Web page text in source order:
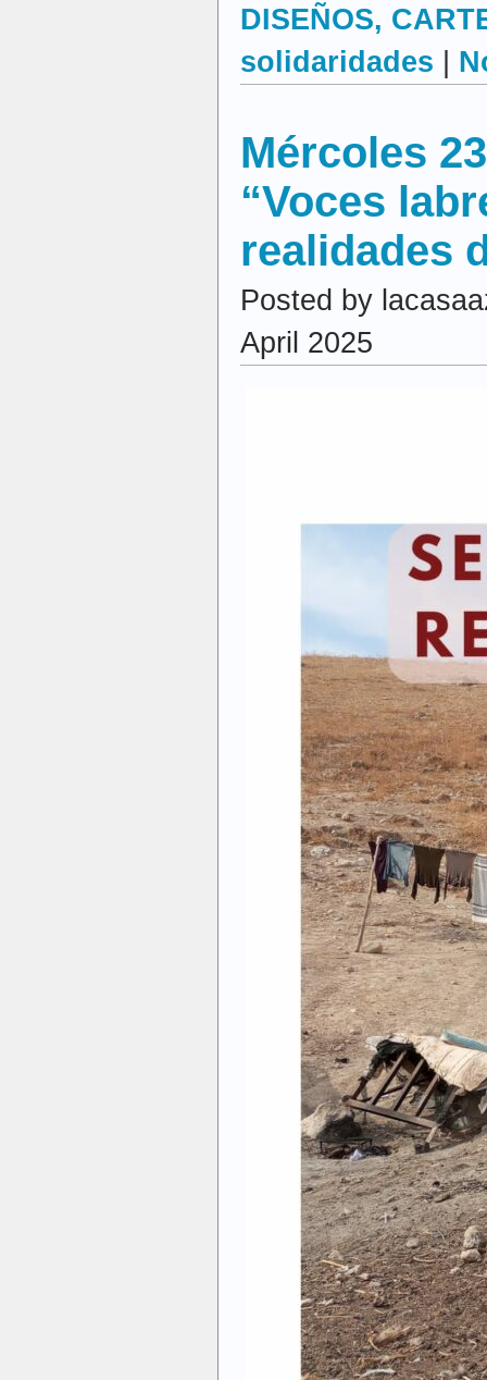
DISEÑOS,
solidaridades
Mércoles
“Voces
realidades
Posted by
April 2025